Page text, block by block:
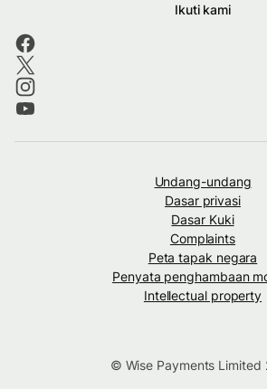
Ikuti kami
Undang-undang
Dasar privasi
Dasar Kuki
Complaints
Peta tapak negara
Penyata penghambaan
Intellectual property
© Wise Payments Limited